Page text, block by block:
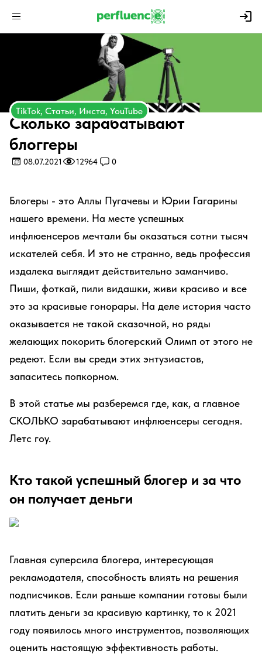
TikTok, Статьи, Инста, YouTube
Сколько зарабатывают
блоггеры
08.07.2021 12964 0
Блогеры - это Аллы Пугачевы и Юрии Гагарины
нашего времени. На месте успешных
инфлюенсеров мечтали бы оказаться сотни тысяч
искателей себя. И это не странно, ведь профессия
издалека выглядит действительно заманчиво.
Пиши, фоткай, пили видашки, живи красиво и все
это за красивые гонорары. На деле история часто
оказывается не такой сказочной, но ряды
желающих покорить блогерский Олимп от этого не
редеют. Если вы среди этих энтузиастов,
запаситесь попкорном.
В этой статье мы разберемся где, как, а главное
СКОЛЬКО зарабатывают инфлюенсеры сегодня.
Летс гоу.
Кто такой успешный блогер и за что
он получает деньги
Главная суперсила блогера, интересующая
рекламодателя, способность влиять на решения
подписчиков. Если раньше компании готовы были
платить деньги за красивую картинку, то к 2021
году появилось много инструментов, позволяющих
оценить настоящую эффективность работы.